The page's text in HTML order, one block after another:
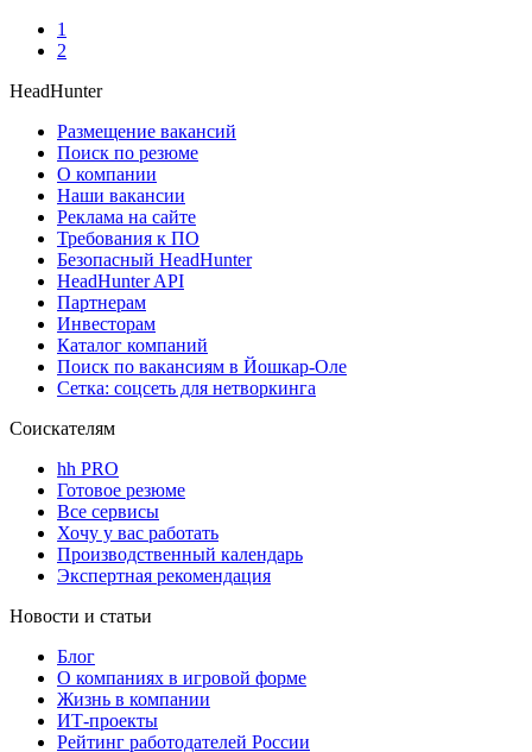
1
2
HeadHunter
Размещение вакансий
Поиск по резюме
О компании
Наши вакансии
Реклама на сайте
Требования к ПО
Безопасный HeadHunter
HeadHunter API
Партнерам
Инвесторам
Каталог компаний
Поиск по вакансиям в Йошкар-Оле
Сетка: соцсеть для нетворкинга
Соискателям
hh PRO
Готовое резюме
Все сервисы
Хочу у вас работать
Производственный календарь
Экспертная рекомендация
Новости и статьи
Блог
О компаниях в игровой форме
Жизнь в компании
ИТ-проекты
Рейтинг работодателей России